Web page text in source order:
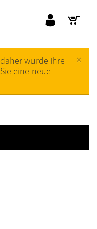
×
wurde Ihre
eine neue